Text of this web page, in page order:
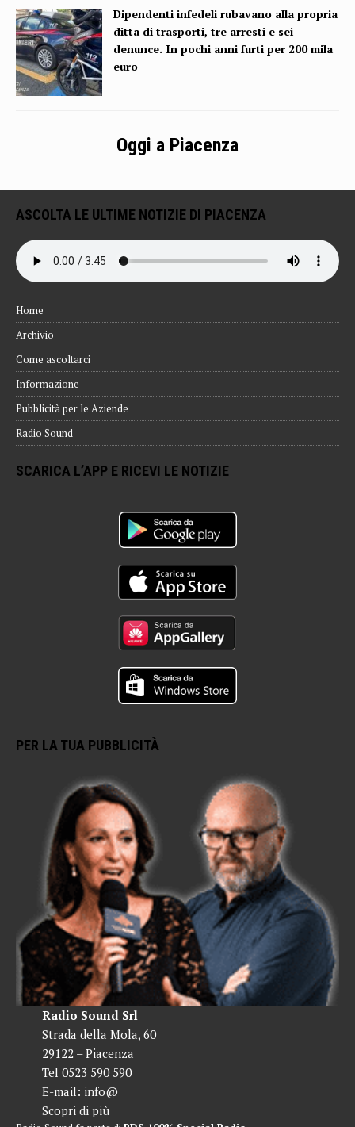
Dipendenti infedeli rubavano alla propria
ditta di trasporti, tre arresti e sei
denunce. In pochi anni furti per 200 mila
euro
Oggi a Piacenza
ASCOLTA LE ULTIME NOTIZIE DI PIACENZA
Home
Archivio
Come ascoltarci
Informazione
Pubblicità per le Aziende
Radio Sound
SCARICA L’APP E RICEVI LE NOTIZIE
PER LA TUA PUBBLICITÀ
Radio Sound Srl
Strada della Mola, 60
29122 – Piacenza
Tel 0523 590 590
E-mail: info@
Scopri di più